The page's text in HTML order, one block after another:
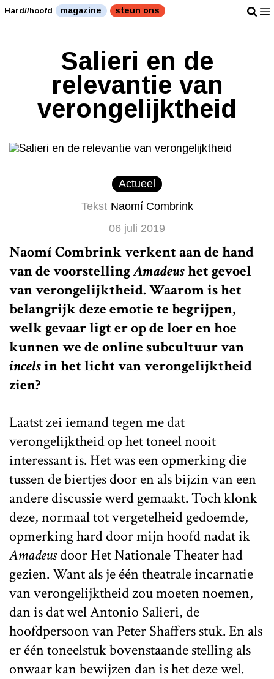
Hard//hoofd magazine steun ons
Salieri en de
relevantie van
verongelijktheid
Actueel
Tekst Naomí Combrink
06 juli 2019
Naomí Combrink verkent aan de hand
van de voorstellingAmadeushet gevoel
van verongelijktheid. Waarom is het
belangrijk deze emotie te begrijpen,
welk gevaar ligt er op de loer en hoe
kunnen we de online subcultuur van
incelsin het licht van verongelijktheid
zien?
Laatst zei iemand tegen me dat
verongelijktheid op het toneel nooit
interessant is. Het was een opmerking die
tussen de biertjes door en als bijzin van een
andere discussie werd gemaakt. Toch klonk
deze, normaal tot vergetelheid gedoemde,
opmerking hard door mijn hoofd nadat ik
Amadeusdoor Het Nationale Theater had
gezien. Want als je één theatrale incarnatie
van verongelijktheid zou moeten noemen,
dan is dat wel Antonio Salieri, de
hoofdpersoon van Peter Shaffers stuk. En als
er één toneelstuk bovenstaande stelling als
onwaar kan bewijzen dan is het deze wel.